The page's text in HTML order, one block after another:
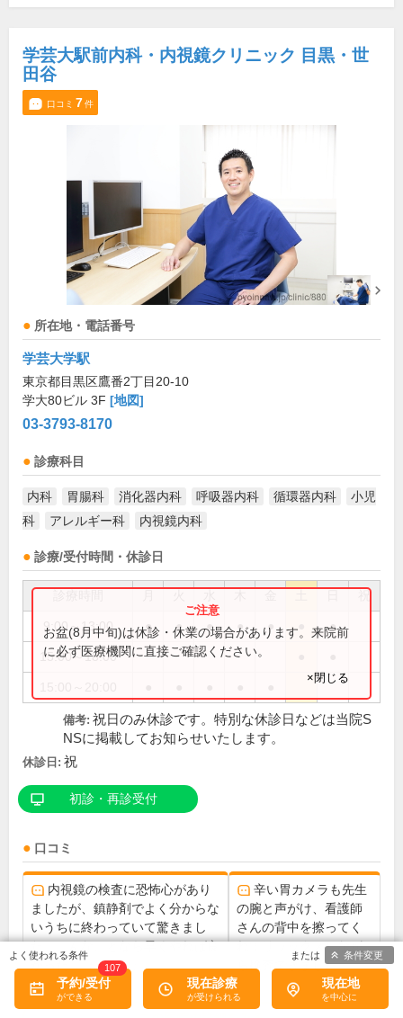
学芸大駅前内科・内視鏡クリニック 目黒・世
田谷
口コミ 7件
所在地・電話番号
学芸大学駅
東京都目黒区鷹番2丁目20-10
学大80ビル 3F [地図]
03-3793-8170
診療科目
内科 胃腸科 消化器内科 呼吸器内科 循環器内科
小児
科
アレルギー科 内視鏡内科
診療/受付時間・休診日
祝
9:00～13:00 ● ● ● ● ● ●
15:00～18:00
お盆(8月中旬)は休診・休業の場合があります。来院前
に必ず医療機関に直接ご確認ください。
×閉じる
備考: 祝日のみ休診です。特別な休診日などは当院S
NSに掲載してお知らせいたします。
休診日: 祝
初診・再診受付
口コミ
内視鏡の検査に恐怖心があり
ましたが、鎮静剤でよく分からな
いうちに終わっていて驚きまし
た。こんなことなら早くやれば良
かった...
もっと読む
辛い胃カメラも先生
の腕と声がけ、看護師
さんの背中を擦ってく
れてリラックスしなが
ら検査できました
予約/受付
107
現在診療 現在地
条件変更